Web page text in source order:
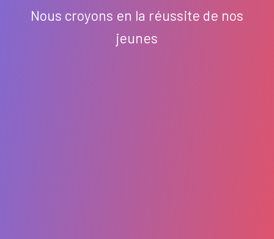
Nous croyons en la réussite de nos
jeunes